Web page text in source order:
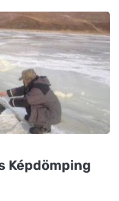
Képdömping